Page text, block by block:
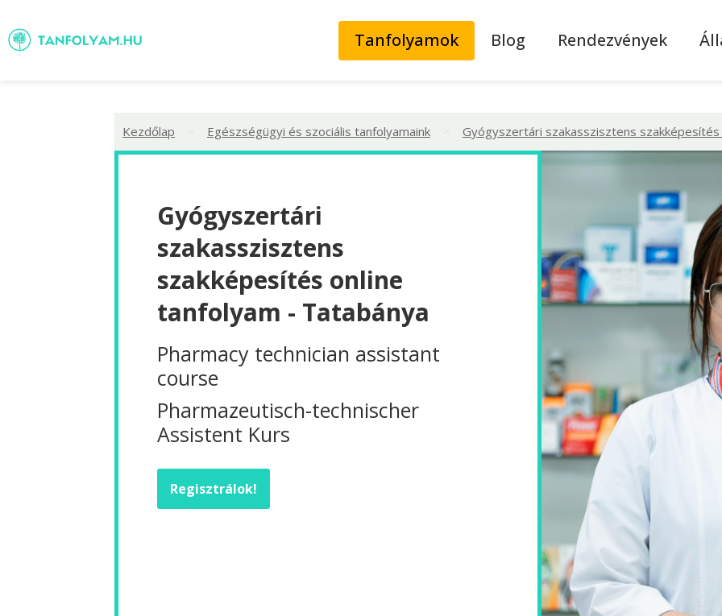
Tanfolyamok Blog Rendezvények
Kezdőlap Egészségügyi és szociális tanfolyamaink Gyógyszertári szakasszisztens szakképesítés
Gyógyszertári
szakasszisztens
szakképesítés online
tanfolyam - Tatabánya
Pharmacy technician assistant
course
Pharmazeutisch-technischer
Assistent Kurs
Regisztrálok!